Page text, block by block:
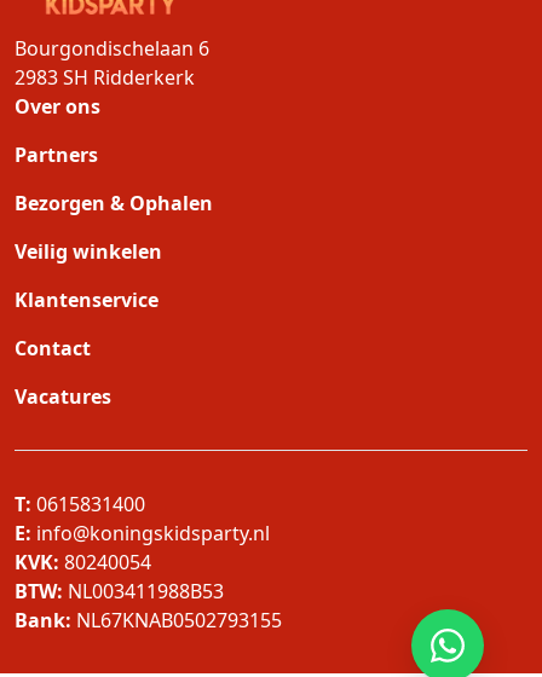
Bourgondischelaan 6
2983 SH Ridderkerk
Over ons
Partners
Bezorgen & Ophalen
Veilig winkelen
Klantenservice
Contact
Vacatures
T: 0615831400
E: info@koningskidsparty.nl
KVK: 80240054
BTW: NL003411988B53
Bank: NL67KNAB0502793155